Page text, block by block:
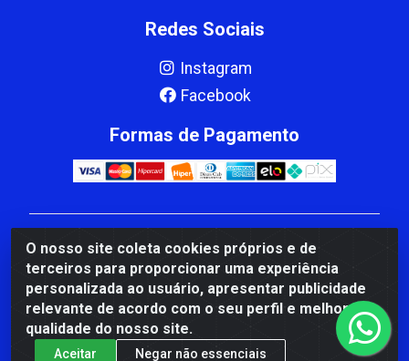
O nosso site coleta cookies próprios e de
terceiros para proporcionar uma experiência
personalizada ao usuário, apresentar publicidade
relevante de acordo com o seu perfil e melhorar a
qualidade do nosso site.
Aceitar Negar não essenciais
Redes Sociais
Instagram
Facebook
Formas de Pagamento
CBP MACEDO COMERCIO PEÇAS LTDA Matriz - av
Mauro Miranda Madureira, 1249 - Coramara , Cachoeiro
de Itapemirim/ES - CEP 29.311-310 - CNPJ
00.502.680/0001-41